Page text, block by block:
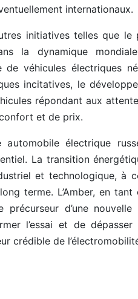
internationaux.
initiatives telles que
la dynamique
de véhicules électriques
incitatives, le
répondant aux
et de prix.
électrique
La transition
et technologique, à
terme. L’Amber, en
d’une nouvelle
l’essai et de
crédible de